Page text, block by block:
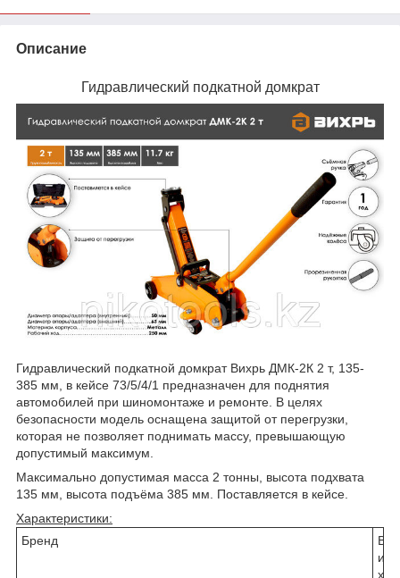
Описание
Гидравлический подкатной домкрат
Гидравлический подкатной домкрат Вихрь ДМК-2К 2 т, 135-
385 мм, в кейсе 73/5/4/1 предназначен для поднятия
автомобилей при шиномонтаже и ремонте. В целях
безопасности модель оснащена защитой от перегрузки,
которая не позволяет поднимать массу, превышающую
допустимый максимум.
Максимально допустимая масса 2 тонны, высота подхвата
135 мм, высота подъёма 385 мм. Поставляется в кейсе.
Характеристики:
Бренд
В
и
х